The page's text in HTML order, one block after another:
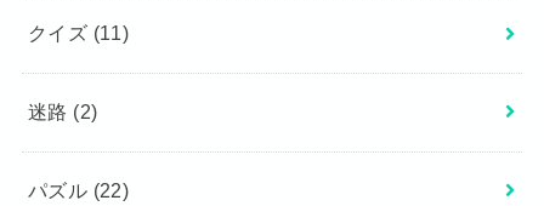
クイズ (11)
迷路 (2)
パズル (22)